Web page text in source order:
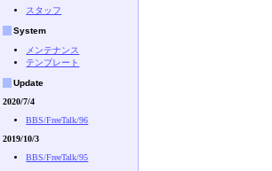
スタッフ
System
メンテナンス
テンプレート
Update
2020/7/4
BBS/FreeTalk/96
2019/10/3
BBS/FreeTalk/95